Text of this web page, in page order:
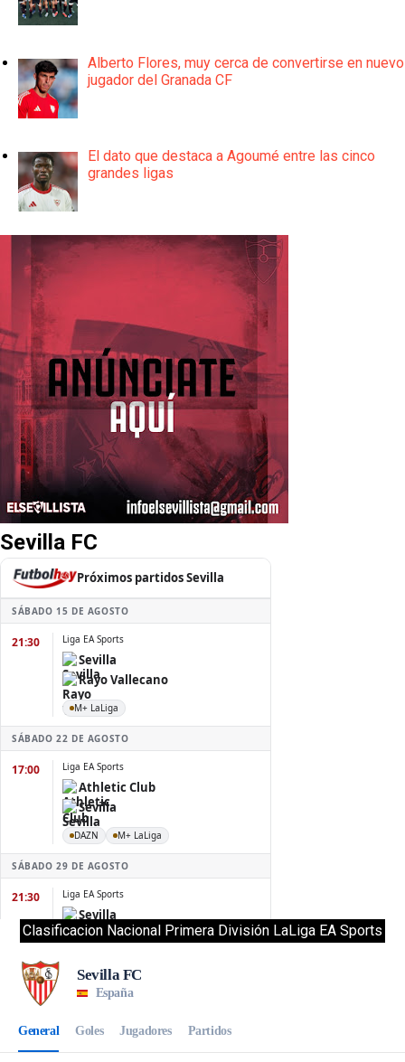
Alberto Flores, muy cerca de convertirse en nuevo
jugador del Granada CF
El dato que destaca a Agoumé entre las cinco
grandes ligas
Sevilla FC
Clasificacion Nacional Primera División LaLiga EA Sports